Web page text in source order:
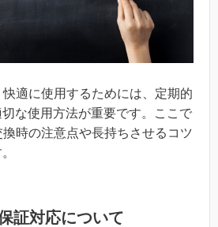
適に使用するためには、定期的
な使用方法が重要です。ここで
時の注意点や長持ちさせるコツ
証対応について